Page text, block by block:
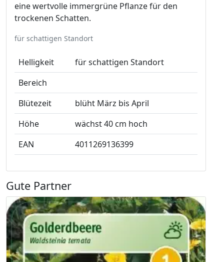
eine wertvolle immergrüne Pflanze für den
trockenen Schatten.
für schattigen Standort
Helligkeit
für schattigen Standort
Bereich
Blütezeit
blüht März bis April
Höhe
wächst 40 cm hoch
EAN
4011269136399
Gute Partner